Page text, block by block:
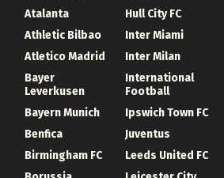
Atalanta
Athletic Bilbao
Atletico Madrid
Bayer
Leverkusen
Bayern Munich
Benfica
Birmingham FC
Hull City FC
Inter Miami
Inter Milan
International
Football
Ipswich Town FC
Juventus
Leeds United FC